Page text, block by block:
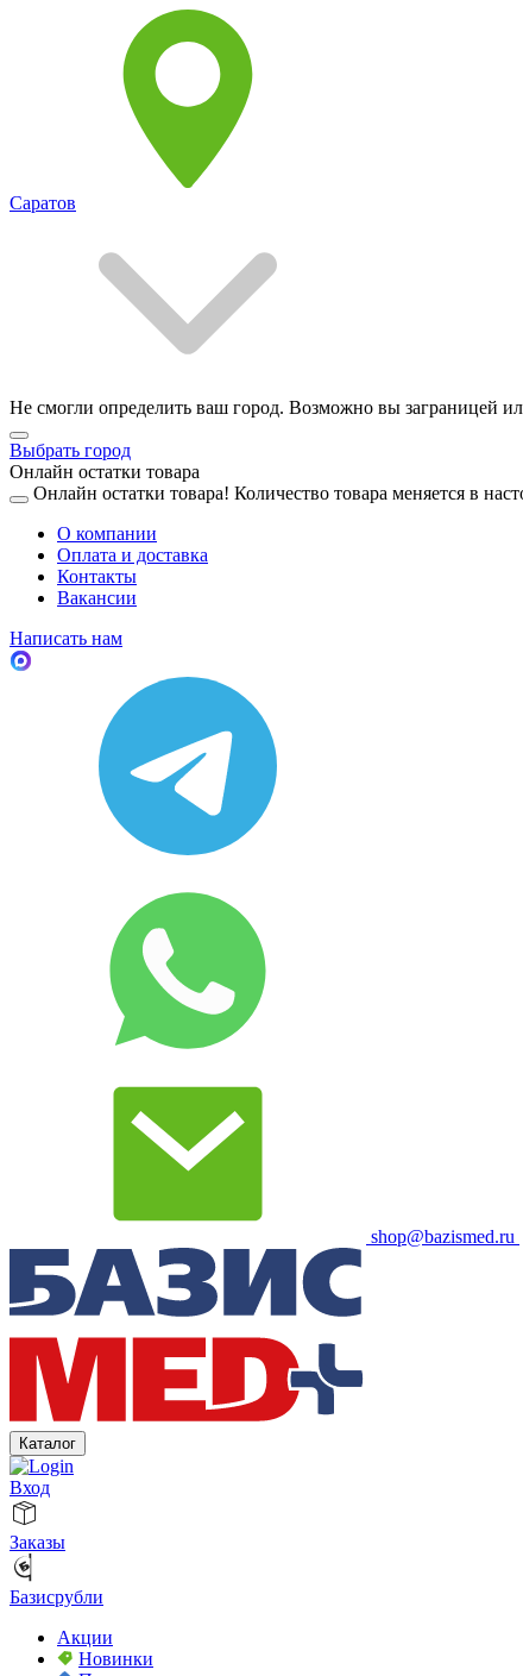
Саратов
Не смогли определить ваш город. Возможно вы заграницей
Выбрать город
Онлайн остатки товара
Онлайн остатки товара! Количество товара меняется в
О компании
Оплата и доставка
Контакты
Вакансии
Написать нам
shop@bazismed.ru
Каталог
Вход
Заказы
Базисрубли
Акции
Новинки